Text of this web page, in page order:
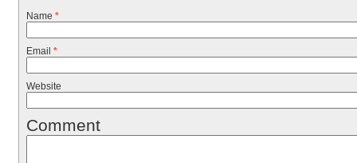
Name *
Email *
Website
Comment